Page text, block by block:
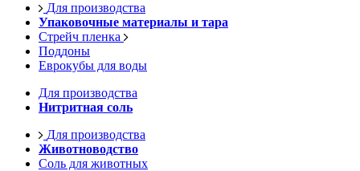
Для производства
Упаковочные материалы и тара
Стрейч пленка
Поддоны
Еврокубы для воды
Для производства
Нитритная соль
Для производства
Животноводство
Соль для животных